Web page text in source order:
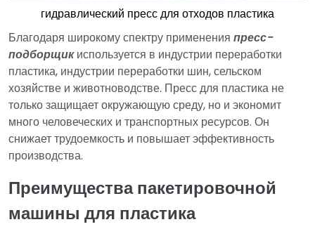
гидравлический пресс для отходов пластика
Благодаря широкому спектру применения пресс-
подборщикиспользуется в индустрии переработки
пластика, индустрии переработки шин, сельском
хозяйстве и животноводстве. Пресс для пластика не
только защищает окружающую среду, но и экономит
много человеческих и транспортных ресурсов. Он
снижает трудоемкость и повышает эффективность
производства.
Преимущества пакетировочной
машины для пластика